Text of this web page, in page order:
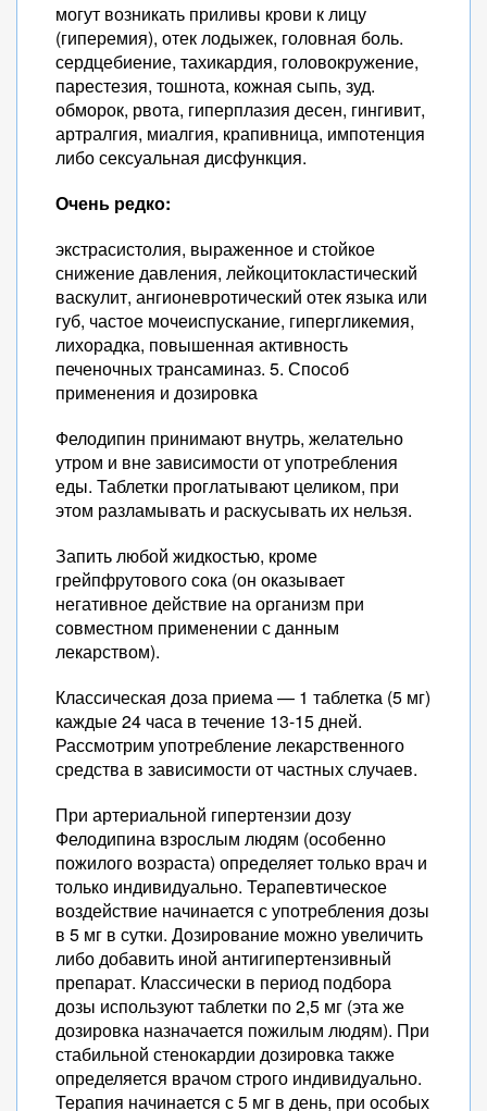
могут возникать приливы крови к лицу
(гиперемия), отек лодыжек, головная боль.
сердцебиение, тахикардия, головокружение,
парестезия, тошнота, кожная сыпь, зуд.
обморок, рвота, гиперплазия десен, гингивит,
артралгия, миалгия, крапивница, импотенция
либо сексуальная дисфункция.
Очень редко:
экстрасистолия, выраженное и стойкое
снижение давления, лейкоцитокластический
васкулит, ангионевротический отек языка или
губ, частое мочеиспускание, гипергликемия,
лихорадка, повышенная активность
печеночных трансаминаз. 5. Способ
применения и дозировка
Фелодипин принимают внутрь, желательно
утром и вне зависимости от употребления
еды. Таблетки проглатывают целиком, при
этом разламывать и раскусывать их нельзя.
Запить любой жидкостью, кроме
грейпфрутового сока (он оказывает
негативное действие на организм при
совместном применении с данным
лекарством).
Классическая доза приема — 1 таблетка (5 мг)
каждые 24 часа в течение 13-15 дней.
Рассмотрим употребление лекарственного
средства в зависимости от частных случаев.
При артериальной гипертензии дозу
Фелодипина взрослым людям (особенно
пожилого возраста) определяет только врач и
только индивидуально. Терапевтическое
воздействие начинается с употребления дозы
в 5 мг в сутки. Дозирование можно увеличить
либо добавить иной антигипертензивный
препарат. Классически в период подбора
дозы используют таблетки по 2,5 мг (эта же
дозировка назначается пожилым людям). При
стабильной стенокардии дозировка также
определяется врачом строго индивидуально.
Терапия начинается с 5 мг в день, при особых